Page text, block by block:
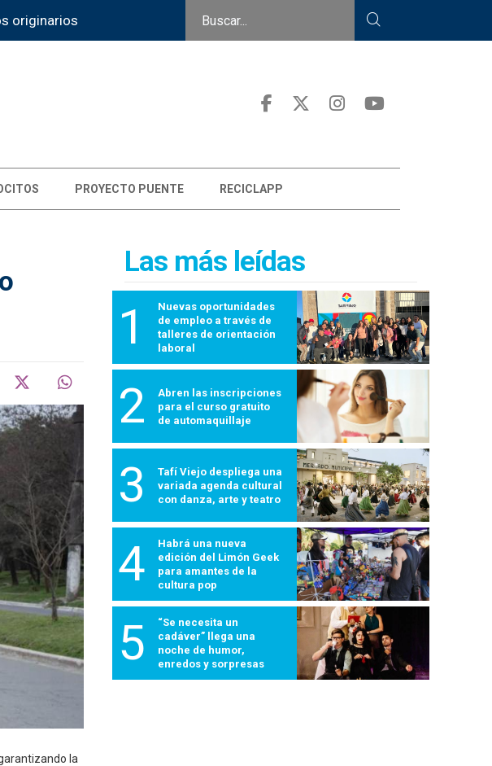
originarios
PROYECTO PUENTE RECICLAPP
la
Las más leídas
1
Nuevas oportunidades
de empleo a través de
talleres de orientación
laboral
2
Abren las inscripciones
para el curso gratuito
de automaquillaje
3
Tafí Viejo despliega una
variada agenda cultural
con danza, arte y teatro
4
Habrá una nueva
edición del Limón Geek
para amantes de la
cultura pop
5
“Se necesita un
cadáver” llega una
noche de humor,
enredos y sorpresas